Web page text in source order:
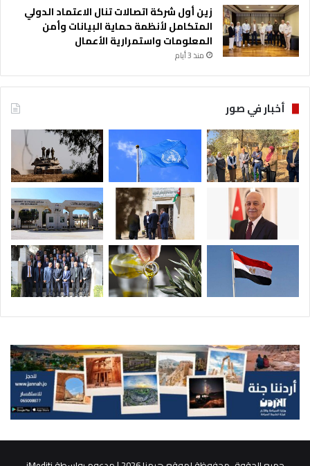
زين أول شركة اتصالات تنال الاعتماد الدولي
المتكامل لأنظمة حماية البيانات وأمن
المعلومات واستمرارية الأعمال
منذ 3 أيام
أخبار في صور